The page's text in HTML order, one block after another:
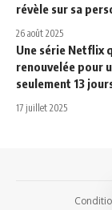
révèle sur sa
26 août 2025
Une série Netflix
renouvelée pour
seulement 13
17 juillet 2025